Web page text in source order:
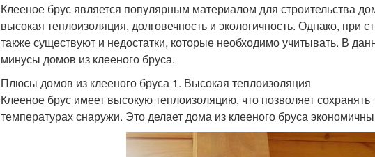
Клееное брус является популярным материалом для строительства
высокая теплоизоляция, долговечность и экологичность. Однако, при
также существуют и недостатки, которые необходимо учитывать. В
минусы домов из клееного бруса.
Плюсы домов из клееного бруса 1. Высокая теплоизоляция
Клееное брус имеет высокую теплоизоляцию, что позволяет
температурах снаружи. Это делает дома из клееного бруса